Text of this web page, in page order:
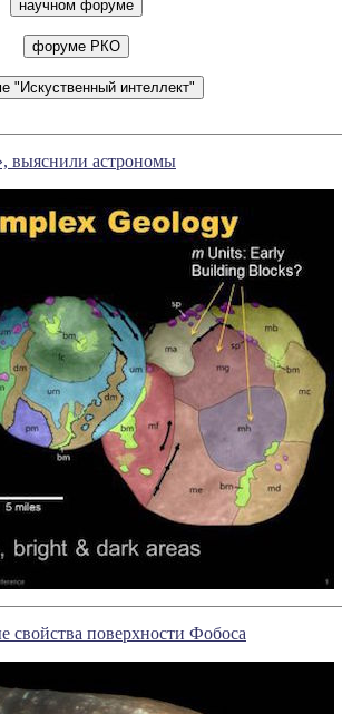
выяснили астрономы
свойства поверхности Фобоса